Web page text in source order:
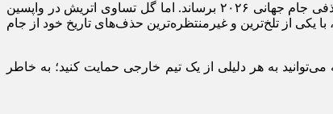
به گزارش اقتصادآنلاین به نقل از ایرنا، کمتر از صد ثانیه تا تحقق یک رویا فاصله بود؛ رویایی که می‌توانست تیم ملی فوتبال ایران را به مرحله حذفی جام جهانی ۲۰۲۶ برساند. اما گل تساوی اتریش در واپسین
شاگردان ایران، در حالی که شانس صعودشان تا دقایقی پیش بیش از ۹۰ درصد برآورد می‌شد، با یکی از تلخ‌ترین و غیرمنتظره‌ترین حذف‌های تاریخ خود از جام
به هر دلیلی از یک تیم خارجی حمایت کنید؛ به خاطر